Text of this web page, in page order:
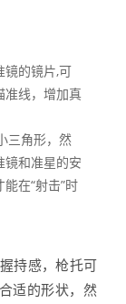
镜的镜片,可
准线，增加真
三角形，然
镜和准星的安
在“射击”时
持感，枪托可
适的形状，然